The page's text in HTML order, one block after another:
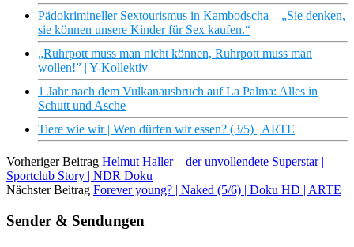
Pädokrimineller Sextourismus in Kambodscha – „Sie denken,
sie können unsere Kinder für Sex kaufen.“
„Ruhrpott muss man nicht können, Ruhrpott muss man
wollen!” | Y-Kollektiv
1 Jahr nach dem Vulkanausbruch auf La Palma: Alles in
Schutt und Asche
Tiere wie wir | Wen dürfen wir essen? (3/5) | ARTE
Vorheriger Beitrag Helmut Haller – der unvollendete Superstar |
Sportclub Story | NDR Doku
Nächster Beitrag Forever young? | Naked (5/6) | Doku HD | ARTE
Sender & Sendungen